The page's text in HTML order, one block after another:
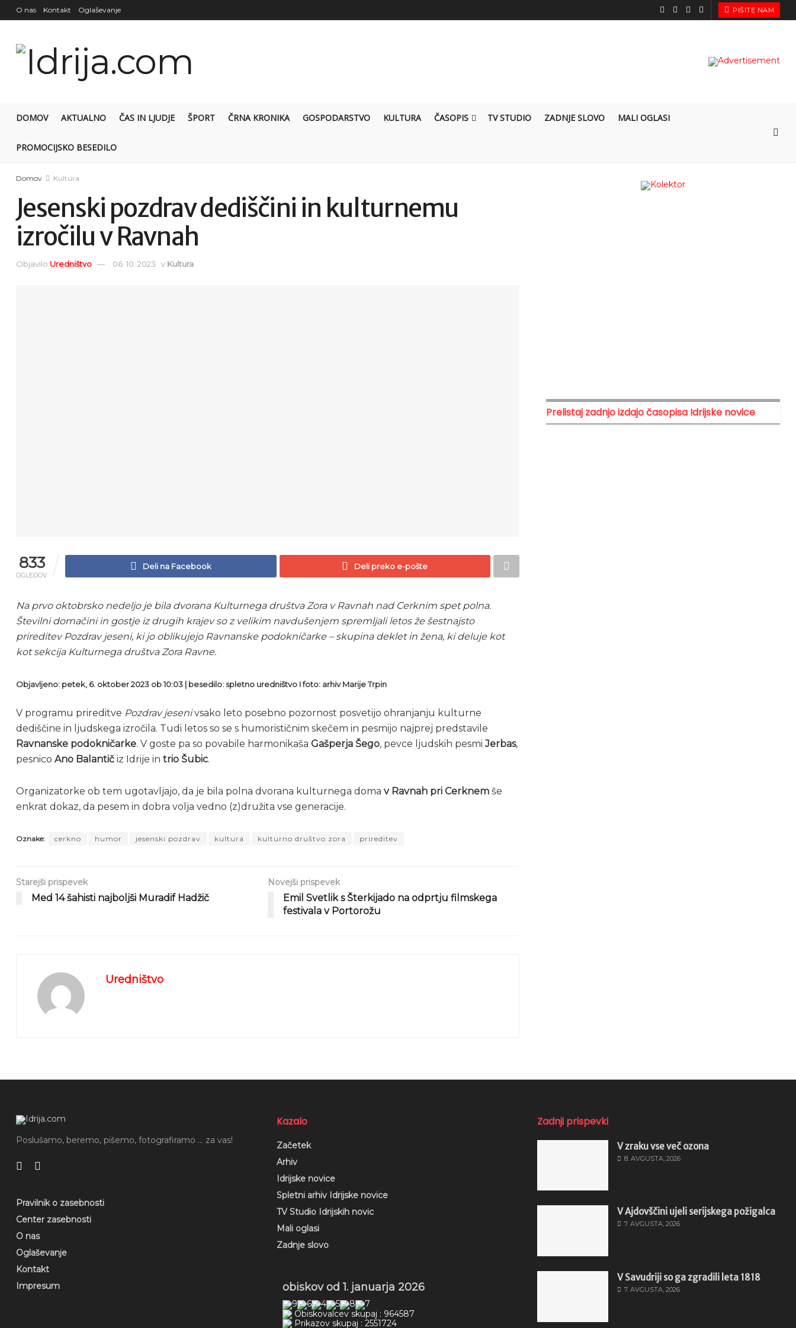
O nas Kontakt Oglaševanje PIŠITE NAM
DOMOV AKTUALNO ČAS IN LJUDJE ŠPORT ČRNA KRONIKA GOSPODARSTVO KULTURA ČASOPIS TV STUDIO ZADNJE SLOVO MALI OGLASI
PROMOCIJSKO BESEDILO
Domov Kultura
Jesenski pozdrav dediščini in kulturnemu
izročilu v Ravnah
Objavilo Uredništvo 06. 10. 2023 v Kultura
833
OGLEDOV
Deli na Facebook Deli preko e-pošte
Na prvo oktobrsko nedeljo je bila dvorana Kulturnega društva Zora v Ravnah nad Cerknim spet polna.
Številni domačini in gostje iz drugih krajev so z velikim navdušenjem spremljali letos že šestnajsto
prireditev Pozdrav jeseni, ki jo oblikujejo Ravnanske podokničarke – skupina deklet in žena, ki deluje kot
kot sekcija Kulturnega društva Zora Ravne.
Objavljeno: petek, 6. oktober 2023 ob 10:03 | besedilo: spletno uredništvo I foto: arhiv Marije Trpin
V programu prireditve Pozdrav jesenivsako leto posebno pozornost posvetijo ohranjanju kulturne
dediščine in ljudskega izročila. Tudi letos so se s humorističnim skečem in pesmijo najprej predstavile
Ravnanske podokničarke. V goste pa so povabile harmonikaša Gašperja Šego, pevce ljudskih pesmiJerbas,
pesnico Ano Balantič iz Idrije in trio Šubic.
Organizatorke ob tem ugotavljajo, da je bila polna dvorana kulturnega doma vRavnah pri Cerknem še
enkrat dokaz, da pesem in dobra volja vedno (z)družita vse generacije.
Oznake: cerkno humor jesenski pozdrav kultura kulturno društvo zora prireditev
Starejši prispevek
Med 14 šahisti najboljši Muradif Hadžič
Novejši prispevek
Emil Svetlik s Šterkijado na odprtju filmskega
festivala v Portorožu
Uredništvo
Prelistaj zadnjo izdajo časopisa Idrijske novice
Poslušamo, beremo, pišemo, fotografiramo ... za vas!
Pravilnik o zasebnosti
Center zasebnosti
O nas
Oglaševanje
Kontakt
Impresum
Kazalo
Začetek
Arhiv
Idrijske novice
Spletni arhiv Idrijske novice
TV Studio Idrijskih novic
Mali oglasi
Zadnje slovo
obiskov od 1. januarja 2026
Obiskovalcev skupaj : 964587
Prikazov skupaj : 2551724
Zadnji prispevki
V zraku vse več ozona
8. AVGUSTA, 2026
V Ajdovščini ujeli serijskega požigalca
7. AVGUSTA, 2026
V Savudriji so ga zgradili leta 1818
7. AVGUSTA, 2026